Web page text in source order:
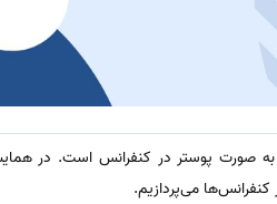
به صورت پوستر در کنفرانس است. در
می‌پردازیم.